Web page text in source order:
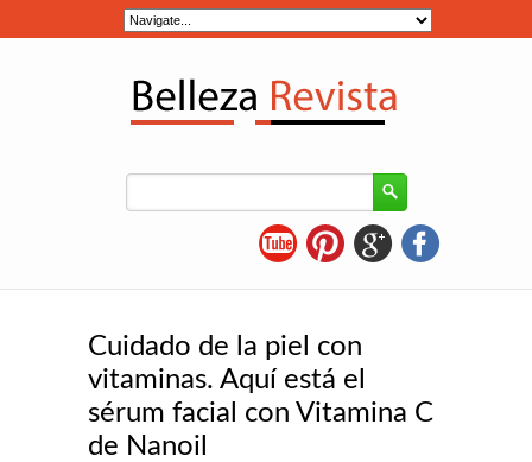
Cuidado de la piel con
vitaminas. Aquí está el
sérum facial con Vitamina C
de Nanoil